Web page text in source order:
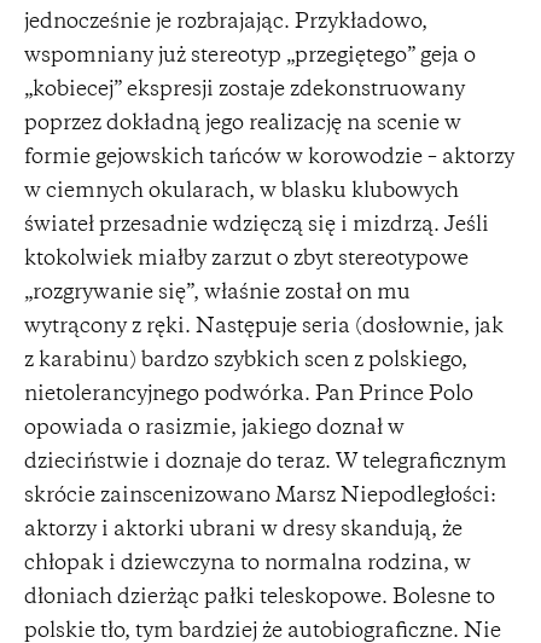
jednocześnie je rozbrajając. Przykładowo,
wspomniany już stereotyp „przegiętego” geja o
„kobiecej” ekspresji zostaje zdekonstruowany
poprzez dokładną jego realizację na scenie w
formie gejowskich tańców w korowodzie – aktorzy
w ciemnych okularach, w blasku klubowych
świateł przesadnie wdzięczą się i mizdrzą. Jeśli
ktokolwiek miałby zarzut o zbyt stereotypowe
„rozgrywanie się”, właśnie został on mu
wytrącony z ręki. Następuje seria (dosłownie, jak
z karabinu) bardzo szybkich scen z polskiego,
nietolerancyjnego podwórka. Pan Prince Polo
opowiada o rasizmie, jakiego doznał w
dzieciństwie i doznaje do teraz. W telegraficznym
skrócie zainscenizowano Marsz Niepodległości:
aktorzy i aktorki ubrani w dresy skandują, że
chłopak i dziewczyna to normalna rodzina, w
dłoniach dzierżąc pałki teleskopowe. Bolesne to
polskie tło, tym bardziej że autobiograficzne. Nie